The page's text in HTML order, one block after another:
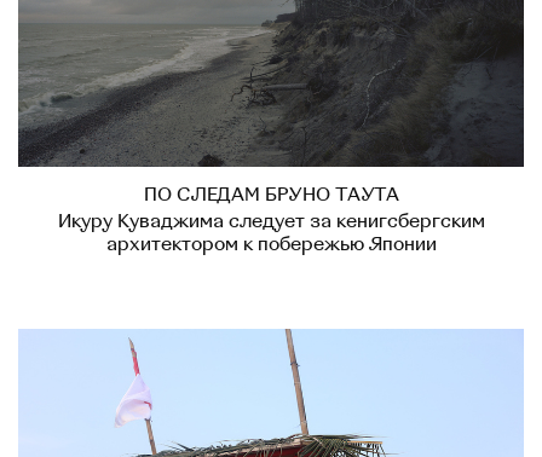
ПО СЛЕДАМ БРУНО ТАУТА
Икуру Куваджима следует за кенигсбергским
архитектором к побережью Японии